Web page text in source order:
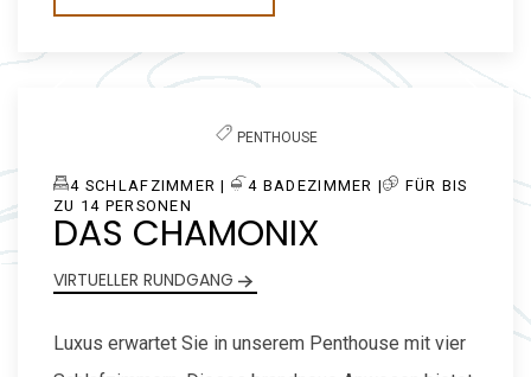
Next slide
PENTHOUSE
4 SCHLAFZIMMER | ​4 BADEZIMMER |
FÜR BIS
ZU 14 PERSONEN
DAS CHAMONIX
VIRTUELLER RUNDGANG
Luxus erwartet Sie in unserem Penthouse mit vier